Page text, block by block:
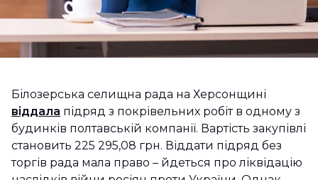
Білозерська селищна рада на Херсонщині
віддала підряд з покрівельних робіт в одному з
будинків полтавській компанії. Вартість закупівлі
становить 225 295,08 грн. Віддати підряд без
торгів рада мала право – йдеться про ліквідацію